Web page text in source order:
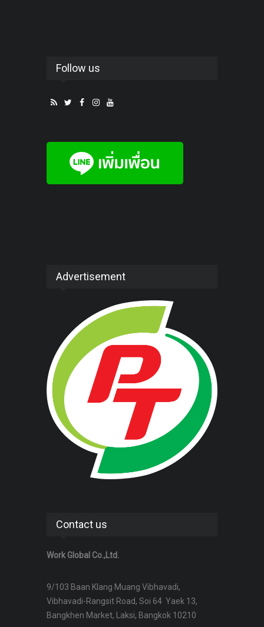
Follow us
Advertisement
Contact us
Work Global Co.,Ltd.
9/103 Baan Klang Muang Vibhavadi,
Vibhavadi-Rangsit Road, Soi 64 Yaek 13,
Bangkhen Market, Laksi, Bangkok 10210